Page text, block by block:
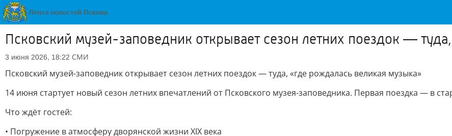
Псковский музей-заповедник открывает сезон летних поездок —
3 июня 2026, 18:22 СМИ
Псковский музей-заповедник открывает сезон летних поездок — туда, «где рождалась великая музыка»
14 июня стартует новый сезон летних впечатлений от Псковского музея-заповедника. Первая поездка — в
Что ждёт гостей:
• Погружение в атмосферу дворянской жизни XIX века